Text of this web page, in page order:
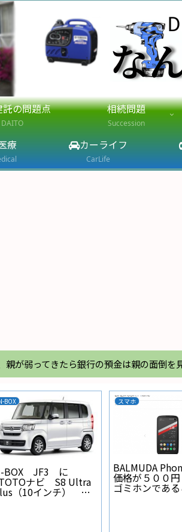
の問題点
DAITO
相続問題
Succession
療 カーライフ
CarLife
親が弱ってきたら銀行の預金は親の面倒を
BOX
BOX JF3 に
ナビ S8 Ultra
（10インチ） を
取り付けた
スマホ
BALMUDA
価格が５００
ゴミホンであ